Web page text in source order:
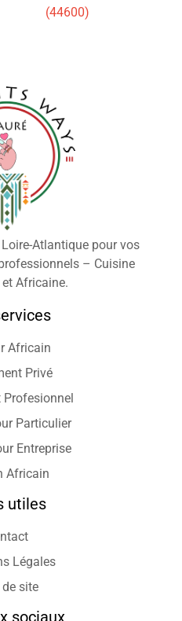
(44600)
Atlantique pour vos
– Cuisine
Africaine.
Africain
Privé
Profesionnel
Particulier
Entreprise
Africain
utiles
Légales
de site